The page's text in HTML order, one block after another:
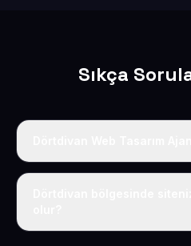
Sıkça
Tek fiyat uygulanır: yıllık 50